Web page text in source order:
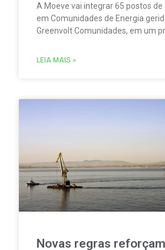
A Moeve vai integrar 65 postos
em Comunidades de Energia
Greenvolt Comunidades, em um
consumir e partilhar energia
LEIA MAIS »
Novas regras